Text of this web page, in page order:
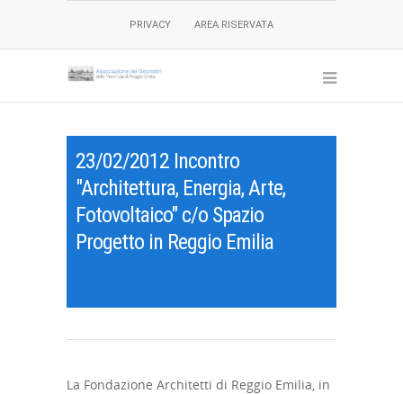
PRIVACY AREA RISERVATA
23/02/2012 Incontro
"Architettura, Energia, Arte,
Fotovoltaico" c/o Spazio
Progetto in Reggio Emilia
La Fondazione Architetti di Reggio Emilia, in